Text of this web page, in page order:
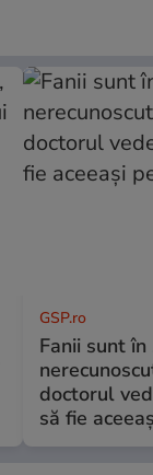
GSP.ro
Fanii sunt în
doctorul
să fie